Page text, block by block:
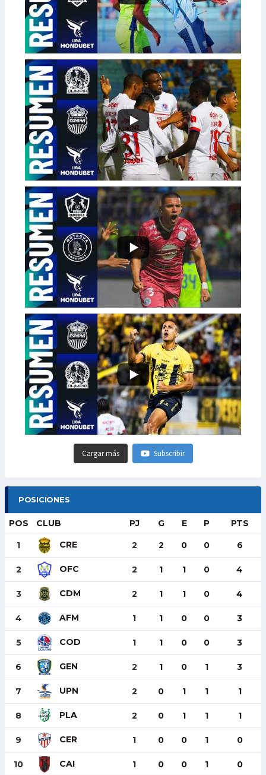
Cargar más Subscribir
POSICIONES
POS CLUB PJ G E P PTS
1 CRE 2 2 0 0 6
2 OFC 2 1 1 0 4
3 CDM 2 1 1 0 4
4 AFM 1 1 0 0 3
5 COD 1 1 0 0 3
6 GEN 2 1 0 1 3
7 UPN 2 0 1 1 1
8 PLA 2 0 1 1 1
9 CER 1 0 0 1 0
10 CAI 1 0 0 1 0